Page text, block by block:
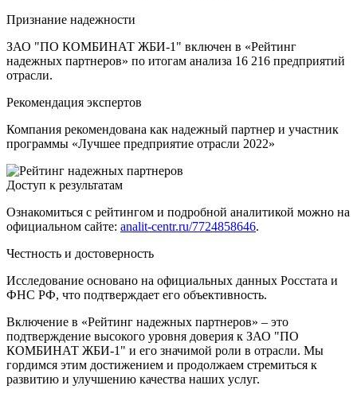
Признание надежности
ЗАО "ПО КОМБИНАТ ЖБИ-1" включен в «Рейтинг
надежных партнеров» по итогам анализа 16 216 предприятий
отрасли.
Рекомендация экспертов
Компания рекомендована как надежный партнер и участник
программы «Лучшее предприятие отрасли 2022»
Доступ к результатам
Ознакомиться с рейтингом и подробной аналитикой можно на
официальном сайте: analit-centr.ru/7724858646.
Честность и достоверность
Исследование основано на официальных данных Росстата и
ФНС РФ, что подтверждает его объективность.
Включение в «Рейтинг надежных партнеров» – это
подтверждение высокого уровня доверия к ЗАО "ПО
КОМБИНАТ ЖБИ-1" и его значимой роли в отрасли. Мы
гордимся этим достижением и продолжаем стремиться к
развитию и улучшению качества наших услуг.